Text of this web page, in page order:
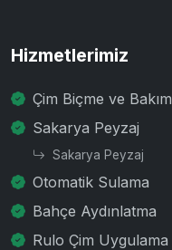
Hizmetlerimiz
Çim Biçme ve Bakım
Sakarya Peyzaj
Sakarya Peyzaj
Otomatik Sulama
Bahçe Aydınlatma
Rulo Çim Uygulama